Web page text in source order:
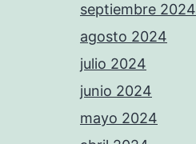
septiembre 2024
agosto 2024
julio 2024
junio 2024
mayo 2024